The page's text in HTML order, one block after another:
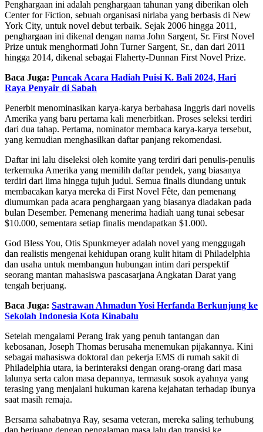
Penghargaan ini adalah penghargaan tahunan yang diberikan oleh
Center for Fiction, sebuah organisasi nirlaba yang berbasis di New
York City, untuk novel debut terbaik. Sejak 2006 hingga 2011,
penghargaan ini dikenal dengan nama John Sargent, Sr. First Novel
Prize untuk menghormati John Turner Sargent, Sr., dan dari 2011
hingga 2014, dikenal sebagai Flaherty-Dunnan First Novel Prize.
Baca Juga: Puncak Acara Hadiah Puisi K. Bali 2024, Hari
Raya Penyair di Sabah
Penerbit menominasikan karya-karya berbahasa Inggris dari novelis
Amerika yang baru pertama kali menerbitkan. Proses seleksi terdiri
dari dua tahap. Pertama, nominator membaca karya-karya tersebut,
yang kemudian menghasilkan daftar panjang rekomendasi.
Daftar ini lalu diseleksi oleh komite yang terdiri dari penulis-penulis
terkemuka Amerika yang memilih daftar pendek, yang biasanya
terdiri dari lima hingga tujuh judul. Semua finalis diundang untuk
membacakan karya mereka di First Novel Fête, dan pemenang
diumumkan pada acara penghargaan yang biasanya diadakan pada
bulan Desember. Pemenang menerima hadiah uang tunai sebesar
$10.000, sementara setiap finalis mendapatkan $1.000.
God Bless You, Otis Spunkmeyer adalah novel yang menggugah
dan realistis mengenai kehidupan orang kulit hitam di Philadelphia
dan usaha untuk membangun hubungan intim dari perspektif
seorang mantan mahasiswa pascasarjana Angkatan Darat yang
tengah berjuang.
Baca Juga: Sastrawan Ahmadun Yosi Herfanda Berkunjung ke
Sekolah Indonesia Kota Kinabalu
Setelah mengalami Perang Irak yang penuh tantangan dan
kebosanan, Joseph Thomas berusaha menemukan pijakannya. Kini
sebagai mahasiswa doktoral dan pekerja EMS di rumah sakit di
Philadelphia utara, ia berinteraksi dengan orang-orang dari masa
lalunya serta calon masa depannya, termasuk sosok ayahnya yang
terasing yang menjalani hukuman karena kejahatan terhadap ibunya
saat masih remaja.
Bersama sahabatnya Ray, sesama veteran, mereka saling terhubung
dan berjuang dengan pengalaman masa lalu dan transisi ke